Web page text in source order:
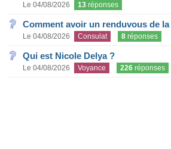
Le 04/08/2026 13 réponses
Comment avoir un renduvous de
Le 04/08/2026 Consulat 8 réponses
Qui est Nicole Delya ?
Le 04/08/2026 Voyance 226 réponses